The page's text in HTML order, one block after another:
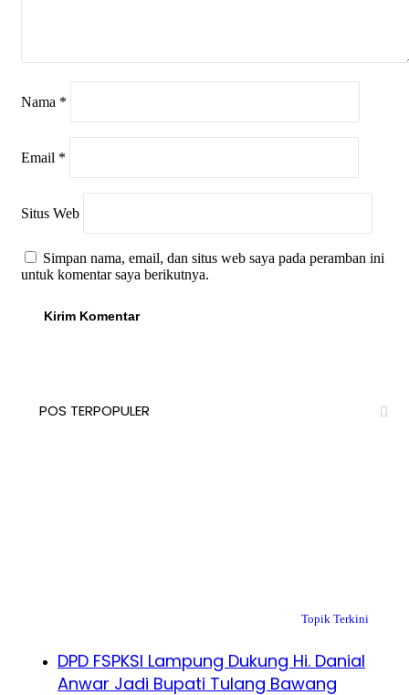
Nama *
Email *
Situs Web
Simpan nama, email, dan situs web saya pada peramban ini
untuk komentar saya berikutnya.
POS TERPOPULER
Topik Terkini
DPD FSPKSI Lampung Dukung Hi. Danial
Anwar Jadi Bupati Tulang Bawang